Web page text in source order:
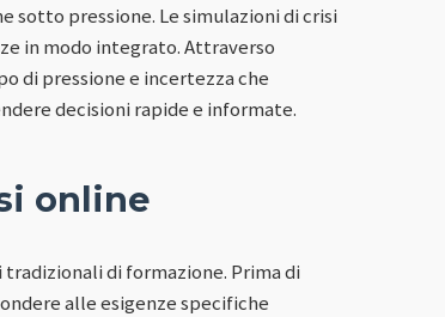
sotto pressione. Le simulazioni di crisi
in modo integrato. Attraverso
di pressione e incertezza che
decisioni rapide e informate.
online
di formazione. Prima di
alle esigenze specifiche